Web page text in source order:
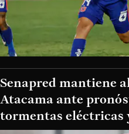
Senapred mantiene
Atacama ante
tormentas eléctricas